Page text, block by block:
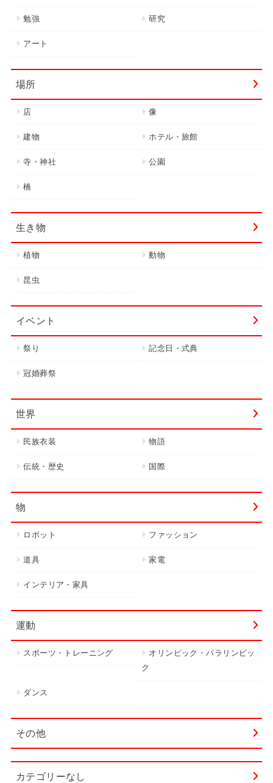
勉強 研究
アート
場所
店 像
建物 ホテル・旅館
寺・神社 公園
橋
生き物
植物 動物
昆虫
イベント
祭り 記念日・式典
冠婚葬祭
世界
民族衣装 物語
伝統・歴史 国際
物
ロボット ファッション
道具 家電
インテリア・家具
運動
スポーツ・トレーニング
オリンピック・パラリンピッ
ク
ダンス
その他
カテゴリーなし